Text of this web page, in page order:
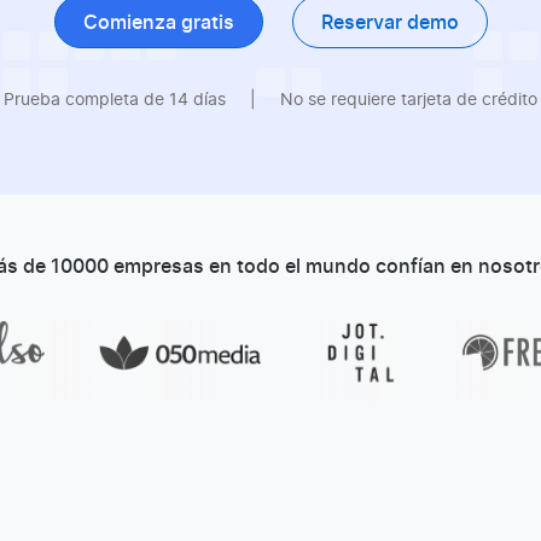
Comienza gratis Reservar demo
Prueba completa de 14 días No se requiere tarjeta de crédito
de 10000 empresas en todo el mundo confían en